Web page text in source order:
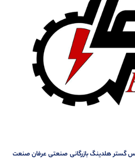
گستر هلدینگ بازرگانی صنعتی عرفان صنعت